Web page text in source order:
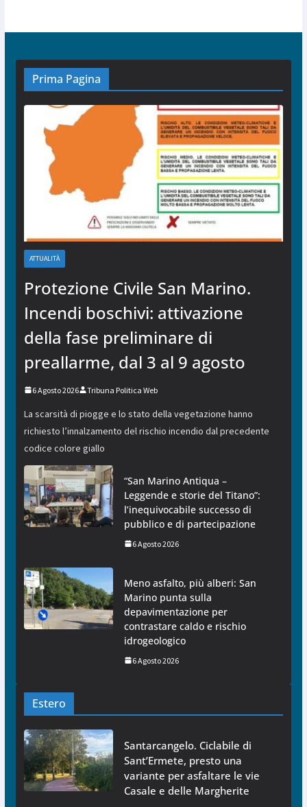
Prima Pagina
ATTUALITÀ
Protezione Civile San Marino.
Incendi boschivi: attivazione
della fase preliminare di
preallarme, dal 3 al 9 agosto
6 Agosto 2026 Tribuna Politica Web
La scarsità di piogge e lo stato della vegetazione hanno
richiesto l’innalzamento del rischio incendio dal precedente
codice colore giallo
“San Marino Antiqua –
Leggende e storie del Titano”:
l’inequivocabile successo di
pubblico e di partecipazione
6 Agosto 2026
Meno asfalto, più alberi: San
Marino punta sulla
depavimentazione per
contrastare caldo e rischio
idrogeologico
6 Agosto 2026
Estero
Santarcangelo. Ciclabile di
Sant’Ermete, presto una
variante per asfaltare le vie
Casale e delle Margherite